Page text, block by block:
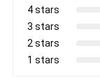
4 stars
3 stars
2 stars
1 stars